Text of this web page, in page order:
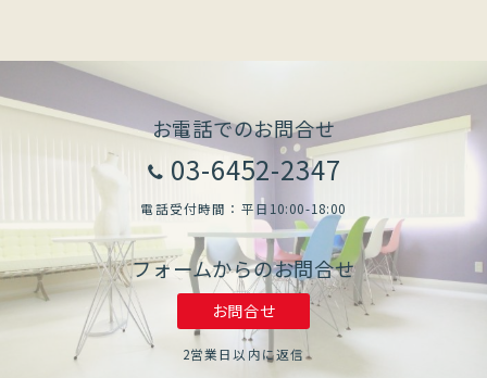
お電話でのお問合せ
03-6452-2347
電話受付時間：平日10:00-18:00
フォームからのお問合せ
お問合せ
2営業日以内に返信